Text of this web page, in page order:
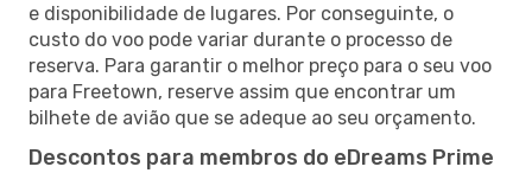
e disponibilidade de lugares. Por conseguinte, o
custo do voo pode variar durante o processo de
reserva. Para garantir o melhor preço para o seu voo
para Freetown, reserve assim que encontrar um
bilhete de avião que se adeque ao seu orçamento.
Descontos para membros do eDreams Prime